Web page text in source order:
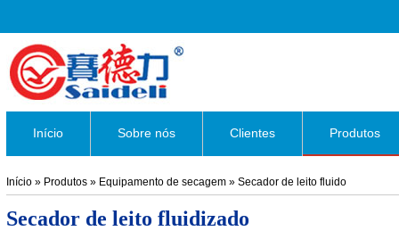
Início Sobre nós Clientes Produtos
Início » Produtos » Equipamento de secagem » Secador de leito fluido
Secador de leito fluidizado